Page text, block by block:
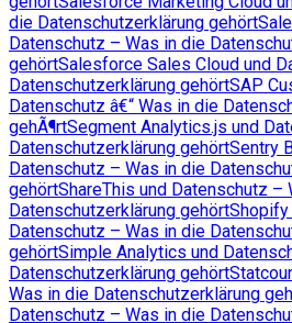
die Datenschutzerklärung gehört
Datenschutz – Was in die
gehörtSalesforce Sales Cloud und
Datenschutzerklärung gehörtSAP
Datenschutz â€“ Was in die
gehÃ¶rtSegment Analytics.js und
Datenschutzerklärung gehörtSentry
Datenschutz – Was in die
gehörtShareThis und Datenschutz –
Datenschutzerklärung gehörtShopify
Datenschutz – Was in die
gehörtSimple Analytics und
Datenschutzerklärung gehört
Was in die Datenschutzerklärung
Datenschutz – Was in die